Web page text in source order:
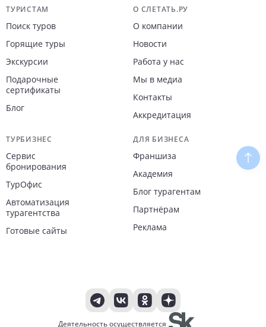
Навигация по сайту
ТУРИСТАМ
Поиск туров
Горящие туры
Экскурсии
Подарочные
сертификаты
Блог
О СЛЕТАТЬ.РУ
О компании
Новости
Работа у нас
Мы в медиа
Контакты
Аккредитация
ТУРБИЗНЕС
Сервис
бронирования
ТурОфис
Автоматизация
турагентства
Готовые сайты
ДЛЯ БИЗНЕСА
Франшиза
Академия
Блог турагентам
Партнёрам
Реклама
Деятельность осуществляется